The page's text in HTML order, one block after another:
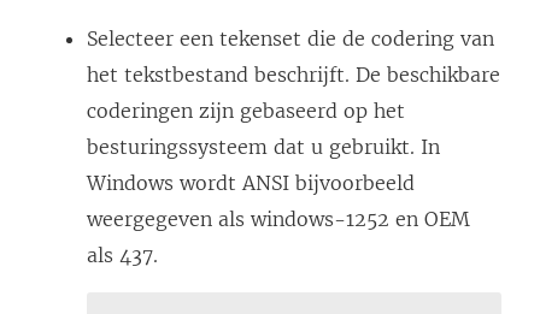
Selecteer een tekenset die de codering van
het tekstbestand beschrijft. De beschikbare
coderingen zijn gebaseerd op het
besturingssysteem dat u gebruikt. In
Windows wordt ANSI bijvoorbeeld
weergegeven als windows-1252 en OEM
als 437.